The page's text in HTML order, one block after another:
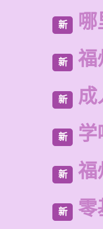
新 哪
新 福
新 成
新 学
新 福
新 零